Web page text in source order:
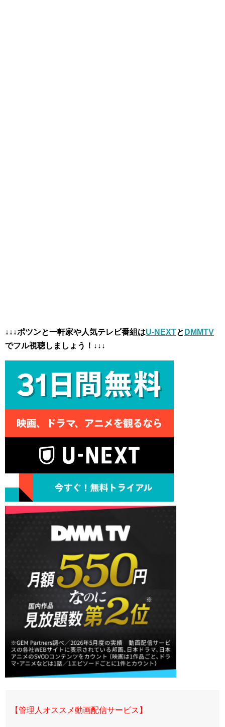
↓↓↓ポツンと一軒家や人気テレビ番組はU-NEXTと DMMTV
でフル視聴しましょう！↓↓↓
【管理人オススメ動画配信サービス】